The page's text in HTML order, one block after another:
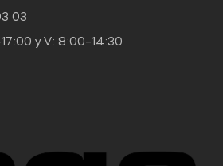
03
y V: 8:00–14:30